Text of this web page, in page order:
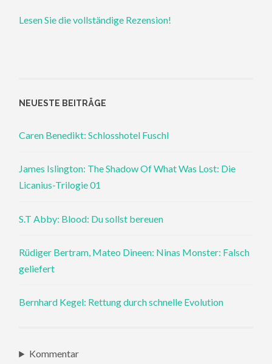
Lesen Sie die vollständige Rezension!
NEUESTE BEITRÄGE
Caren Benedikt: Schlosshotel Fuschl
James Islington: The Shadow Of What Was Lost: Die
Licanius-Trilogie 01
S.T Abby: Blood: Du sollst bereuen
Rüdiger Bertram, Mateo Dineen: Ninas Monster: Falsch
geliefert
Bernhard Kegel: Rettung durch schnelle Evolution
Kommentar